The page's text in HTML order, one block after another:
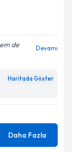
de
Devamı
Haritada Göster
Daha Fazla